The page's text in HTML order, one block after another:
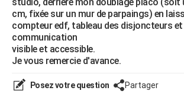
Art de vivre
Bien-être
Loisirs
Modes de vie
SANTE
Alimentation
Guide de la santé
Maladies
Médicaments
Sommeil
VOYAGE
cm, fixée sur un mur de parpaings) en
compteur edf, tableau des disjoncteurs et
communication
visible et accessible.
Je vous remercie d'avance.
Posez votre question Partager